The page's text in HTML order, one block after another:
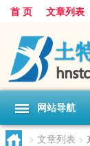
首 页 文章列表
网站导航
> 文章列表 >